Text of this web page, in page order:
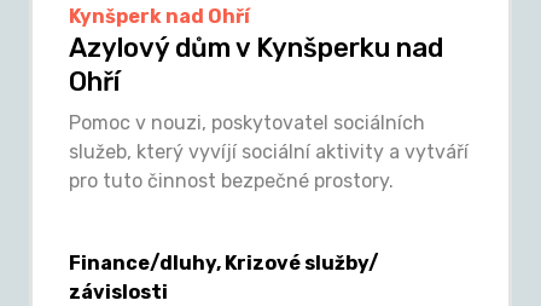
Kynšperk nad Ohří
Azylový dům v Kynšperku nad
Ohří
Pomoc v nouzi, poskytovatel sociálních
služeb, který vyvíjí sociální aktivity a vytváří
pro tuto činnost bezpečné prostory.
Finance/dluhy, Krizové služby/
závislosti